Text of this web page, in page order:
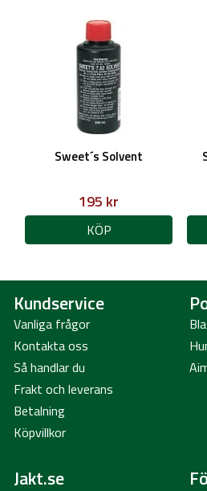
Sweet´s Solvent
195 kr
KÖP
Kundservice
Vanliga frågor
Kontakta oss
Så handlar du
Frakt och leverans
Betalning
Köpvillkor
Jakt.se